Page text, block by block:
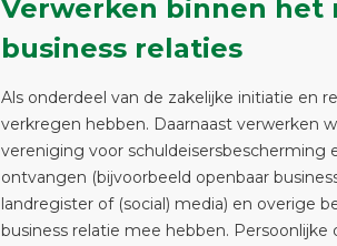
Verwerken binnen het
business relaties
Als onderdeel van de zakelijke initiatie en
verkregen hebben. Daarnaast verwerken
vereniging voor schuldeisersbescherming
ontvangen (bijvoorbeeld openbaar
landregister of (social) media) en overige
business relatie mee hebben.